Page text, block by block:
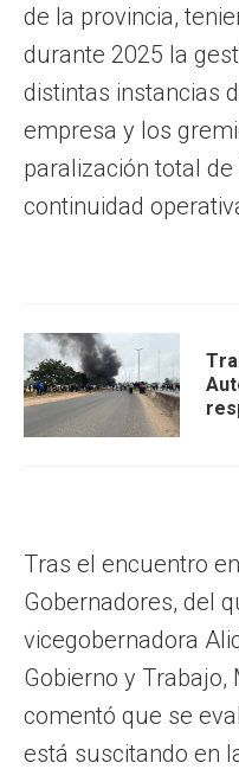
de la provincia,
durante 2025 la
distintas instancias
empresa y los
paralización total
continuidad
Tras el encuentro
Gobernadores, del
vicegobernadora
Gobierno y
comentó que se
está suscitando en